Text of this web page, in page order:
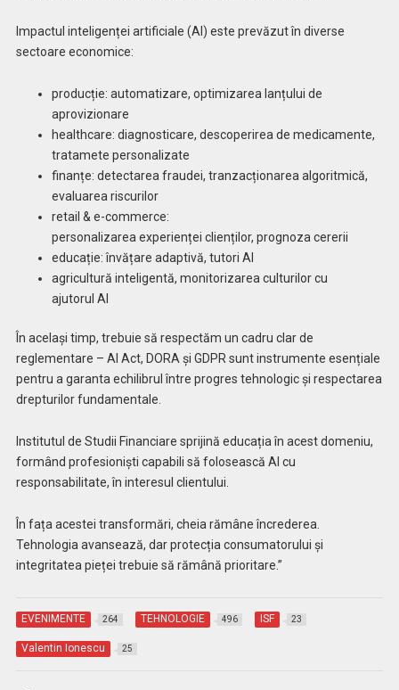
Impactul inteligenței artificiale (AI) este prevăzut în diverse
sectoare economice:
producție: automatizare, optimizarea lanțului de
aprovizionare
healthcare: diagnosticare, descoperirea de medicamente,
tratamete personalizate
finanțe: detectarea fraudei, tranzacționarea algoritmică,
evaluarea riscurilor
retail & e-commerce:
personalizarea experienței clienților, prognoza cererii
educație: învățare adaptivă, tutori AI
agricultură inteligentă, monitorizarea culturilor cu
ajutorul AI
În același timp, trebuie să respectăm un cadru clar de
reglementare – AI Act, DORA și GDPR sunt instrumente esențiale
pentru a garanta echilibrul între progres tehnologic și respectarea
drepturilor fundamentale.
Institutul de Studii Financiare sprijină educația în acest domeniu,
formând profesioniști capabili să folosească AI cu
responsabilitate, în interesul clientului.
În fața acestei transformări, cheia rămâne încrederea.
Tehnologia avansează, dar protecția consumatorului și
integritatea pieței trebuie să rămână prioritare.”
EVENIMENTE 264 TEHNOLOGIE 496 ISF 23
Valentin Ionescu 25